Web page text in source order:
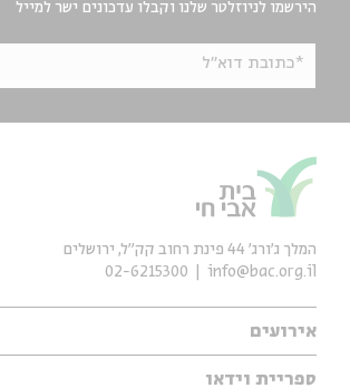
הירשמו לניוזלטר שלנו וקבלו עדכונים ישר למייל
*כתובת דוא"ל
אירועים
ספריית וידאו
המלך ג'ורג' 44 פינת רחוב קק״ל, ירושלים
info@bac.org.il
02-6215300